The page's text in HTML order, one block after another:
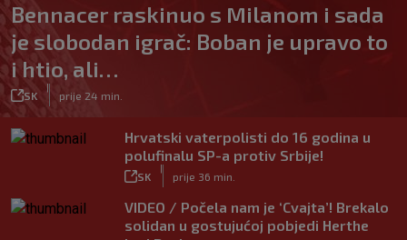
Bennacer raskinuo s Milanom i sada
je slobodan igrač: Boban je upravo to
i htio, ali…
SK prije 24 min.
Hrvatski vaterpolisti do 16 godina u
polufinalu SP-a protiv Srbije!
SK prije 36 min.
VIDEO / Počela nam je ‘Cvajta’! Brekalo
solidan u gostujućoj pobjedi Herthe